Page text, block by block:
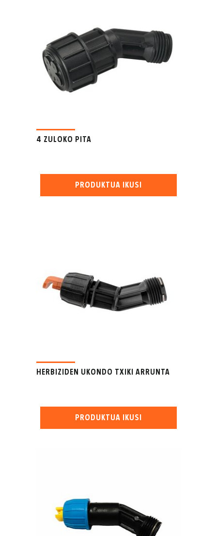
4 ZULOKO PITA
PRODUKTUA IKUSI
HERBIZIDEN UKONDO TXIKI ARRUNTA
PRODUKTUA IKUSI